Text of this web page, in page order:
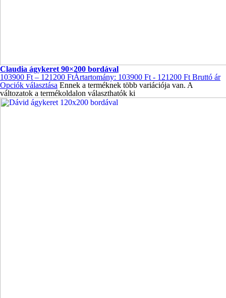
Claudia ágykeret 90×200 bordával
103900 Ft – 121200 FtÁrtartomány: 103900 Ft - 121200 Ft Bruttó ár
Opciók választása Ennek a terméknek több variációja van. A
változatok a termékoldalon választhatók ki